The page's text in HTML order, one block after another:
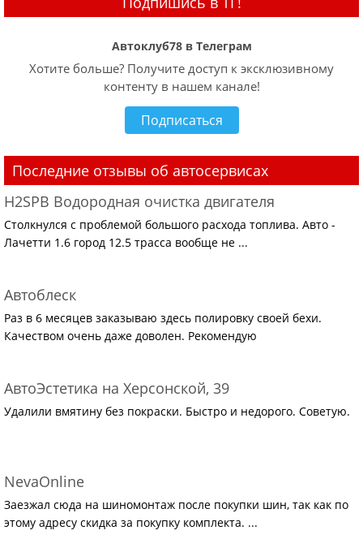
Автоклуб78 в Телеграм
Хотите больше? Получите доступ к эксклюзивному
контенту в нашем канале!
Подписаться
Последние отзывы об автосервисах
H2SPB Водородная очистка двигателя
Столкнулся с проблемой большого расхода топлива. Авто -
Лачетти 1.6 город 12.5 трасса вообще не ...
Автоблеск
Раз в 6 месяцев заказываю здесь полировку своей бехи.
Качеством очень даже доволен. Рекомендую
АвтоЭстетика на Херсонской, 39
Удалили вмятину без покраски. Быстро и недорого. Советую.
NevaOnline
Заезжал сюда на шиномонтаж после покупки шин, так как по
этому адресу скидка за покупку комплекта. ...